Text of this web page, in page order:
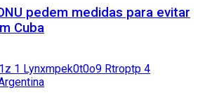
pedem medidas para evitar
Cuba